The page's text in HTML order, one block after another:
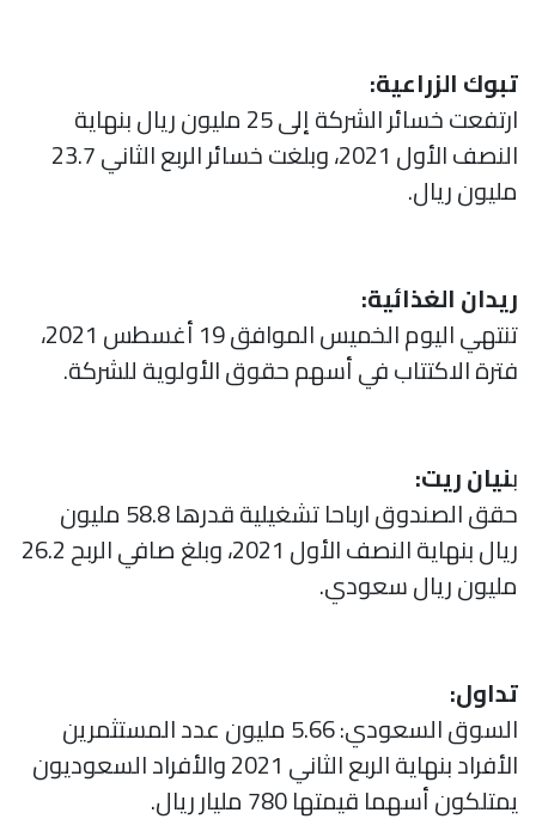
تبوك الزراعية:
ارتفعت خسائر الشركة إلى 25 مليون ريال بنهاية
النصف الأول 2021، وبلغت خسائر الربع الثاني 23.7
مليون ريال.
ريدان الغذائية:
تنتهي اليوم الخميس الموافق 19 أغسطس 2021،
فترة الاكتتاب في أسهم حقوق الأولوية للشركة.
بنيان ريت:
حقق الصندوق ارباحا تشغيلية قدرها 58.8 مليون
ريال بنهاية النصف الأول 2021، وبلغ صافي الربح 26.2
مليون ريال سعودي.
تداول:
السوق السعودي: 5.66 مليون عدد المستثمرين
الأفراد بنهاية الربع الثاني 2021 والأفراد السعوديون
يمتلكون أسهما قيمتها 780 مليار ريال.